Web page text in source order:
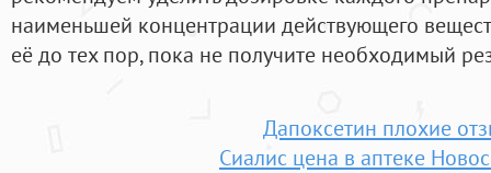
наименьшей концентрации действующего
её до тех пор, пока не получите необходимый
Дапоксетин плохие
Сиалис цена в аптеке